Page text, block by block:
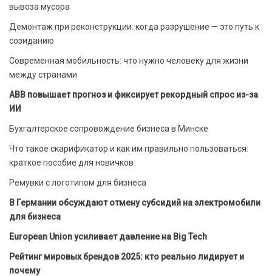
вывоза мусора
Демонтаж при реконструкции: когда разрушение — это путь к
созиданию
Современная мобильность: что нужно человеку для жизни
между странами
ABB повышает прогноз и фиксирует рекордный спрос из-за
ИИ
Бухгалтерское сопровождение бизнеса в Минске
Что такое скарификатор и как им правильно пользоваться:
краткое пособие для новичков
Ремувки с логотипом для бизнеса
В Германии обсуждают отмену субсидий на электромобили
для бизнеса
European Union усиливает давление на Big Tech
Рейтинг мировых брендов 2025: кто реально лидирует и
почему